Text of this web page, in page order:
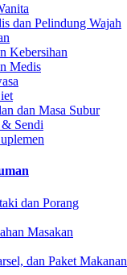
dan Pelindung Wajah
Kebersihan
Medis
dan Masa Subur
Sendi
dan Porang
Masakan
dan Paket Makanan